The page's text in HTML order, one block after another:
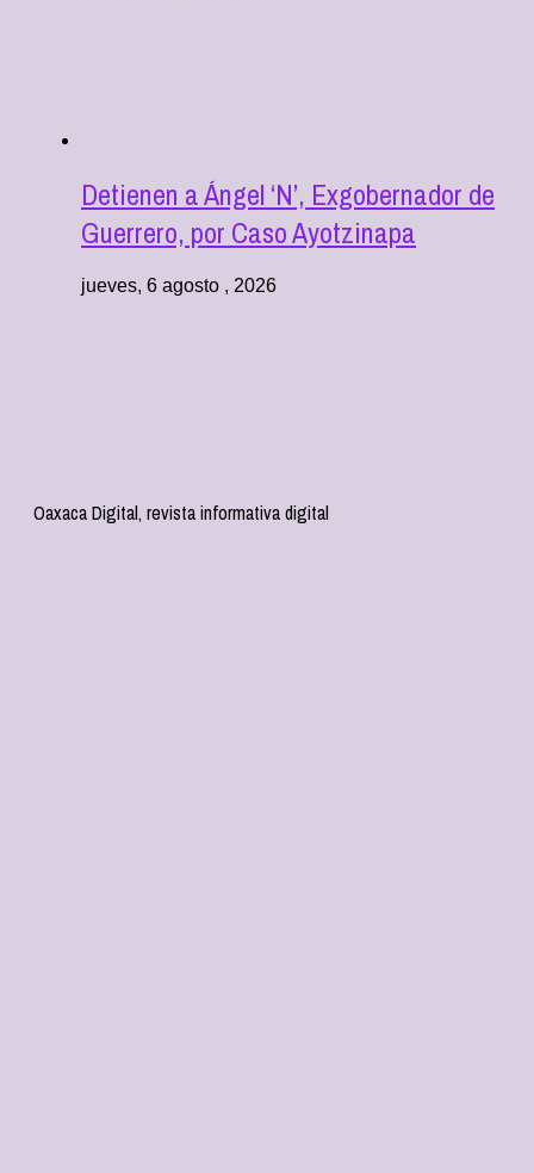
Detienen a Ángel ‘N’, Exgobernador de
Guerrero, por Caso Ayotzinapa
jueves, 6 agosto , 2026
Oaxaca Digital, revista informativa digital